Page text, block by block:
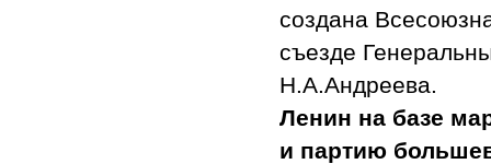
создана
съезде
Н.А.Андреева.
Ленин на базе
и партию